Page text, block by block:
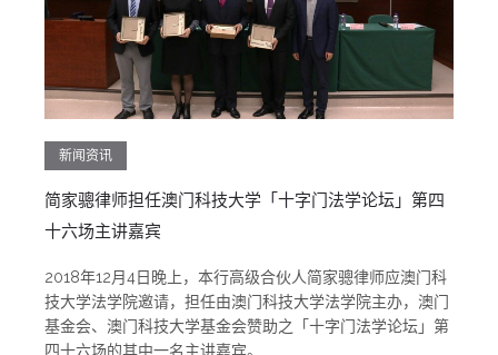
新闻资讯
简家骢律师担任澳门科技大学「十字门法学论坛」第四
十六场主讲嘉宾
2018年12月4日晚上，本行高级合伙人简家骢律师应澳门科
技大学法学院邀请，担任由澳门科技大学法学院主办，澳门
基金会、澳门科技大学基金会赞助之「十字门法学论坛」第
四十六场的其中一名主讲嘉宾。